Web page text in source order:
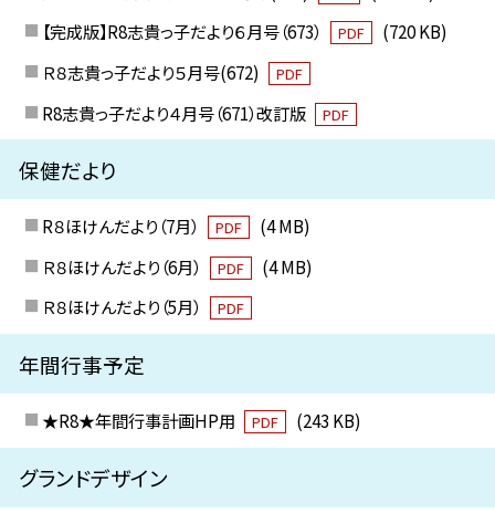
【完成版】R8志貴っ子だより６月号（673）
PDF
(720 KB)
Ｒ８志貴っ子だより５月号(672)
PDF
R8志貴っ子だより４月号（671）改訂版 PDF
保健だより
R８ほけんだより（7月） PDF
(4 MB)
Ｒ８ほけんだより（6月）
PDF
(4 MB)
Ｒ８ほけんだより（5月）
PDF
年間行事予定
★R8★年間行事計画HP用 PDF (243 KB)
グランドデザイン